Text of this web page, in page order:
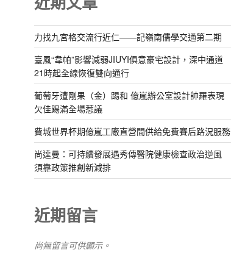
力找九宮格交流行近仁——記嶺南儒學交通第二期
臺風“韋帕”影響減弱JIUYI俱意豪宅設計，深中通道
21時起全線恢復雙向通行
葡萄牙遭剛果（金）踢和 億嵐辦公室設計帥羅表現
欠佳踢滿全場惹議
費城世界杯期億嵐工廠直營間供給免費賽后路況服務
尚達曼：可持續發展遇秀傳醫院健康檢查政治逆風
須靠政策推創新減排
近期留言
尚無留言可供顯示。